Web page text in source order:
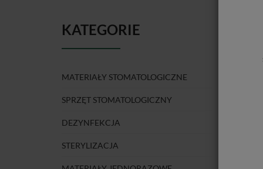
KATEGORIE
MATERIAŁY STOMATOLOGICZNE
SPRZĘT STOMATOLOGICZNY
DEZYNFEKCJA
STERYLIZACJA